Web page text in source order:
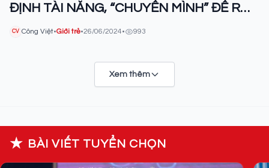
ĐỊNH TÀI NĂNG, “CHUYỂN MÌNH” ĐỂ RỒI
TỎA SÁNG
CV Công Việt•Giới trẻ•26/06/2024• 993
Xem thêm
★ BÀI VIẾT TUYỂN CHỌN